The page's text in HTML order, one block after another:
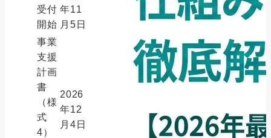
受付
開始
年11
月5日
事業
支援
計画
書
（様
式
4）
2026
年12
月4日